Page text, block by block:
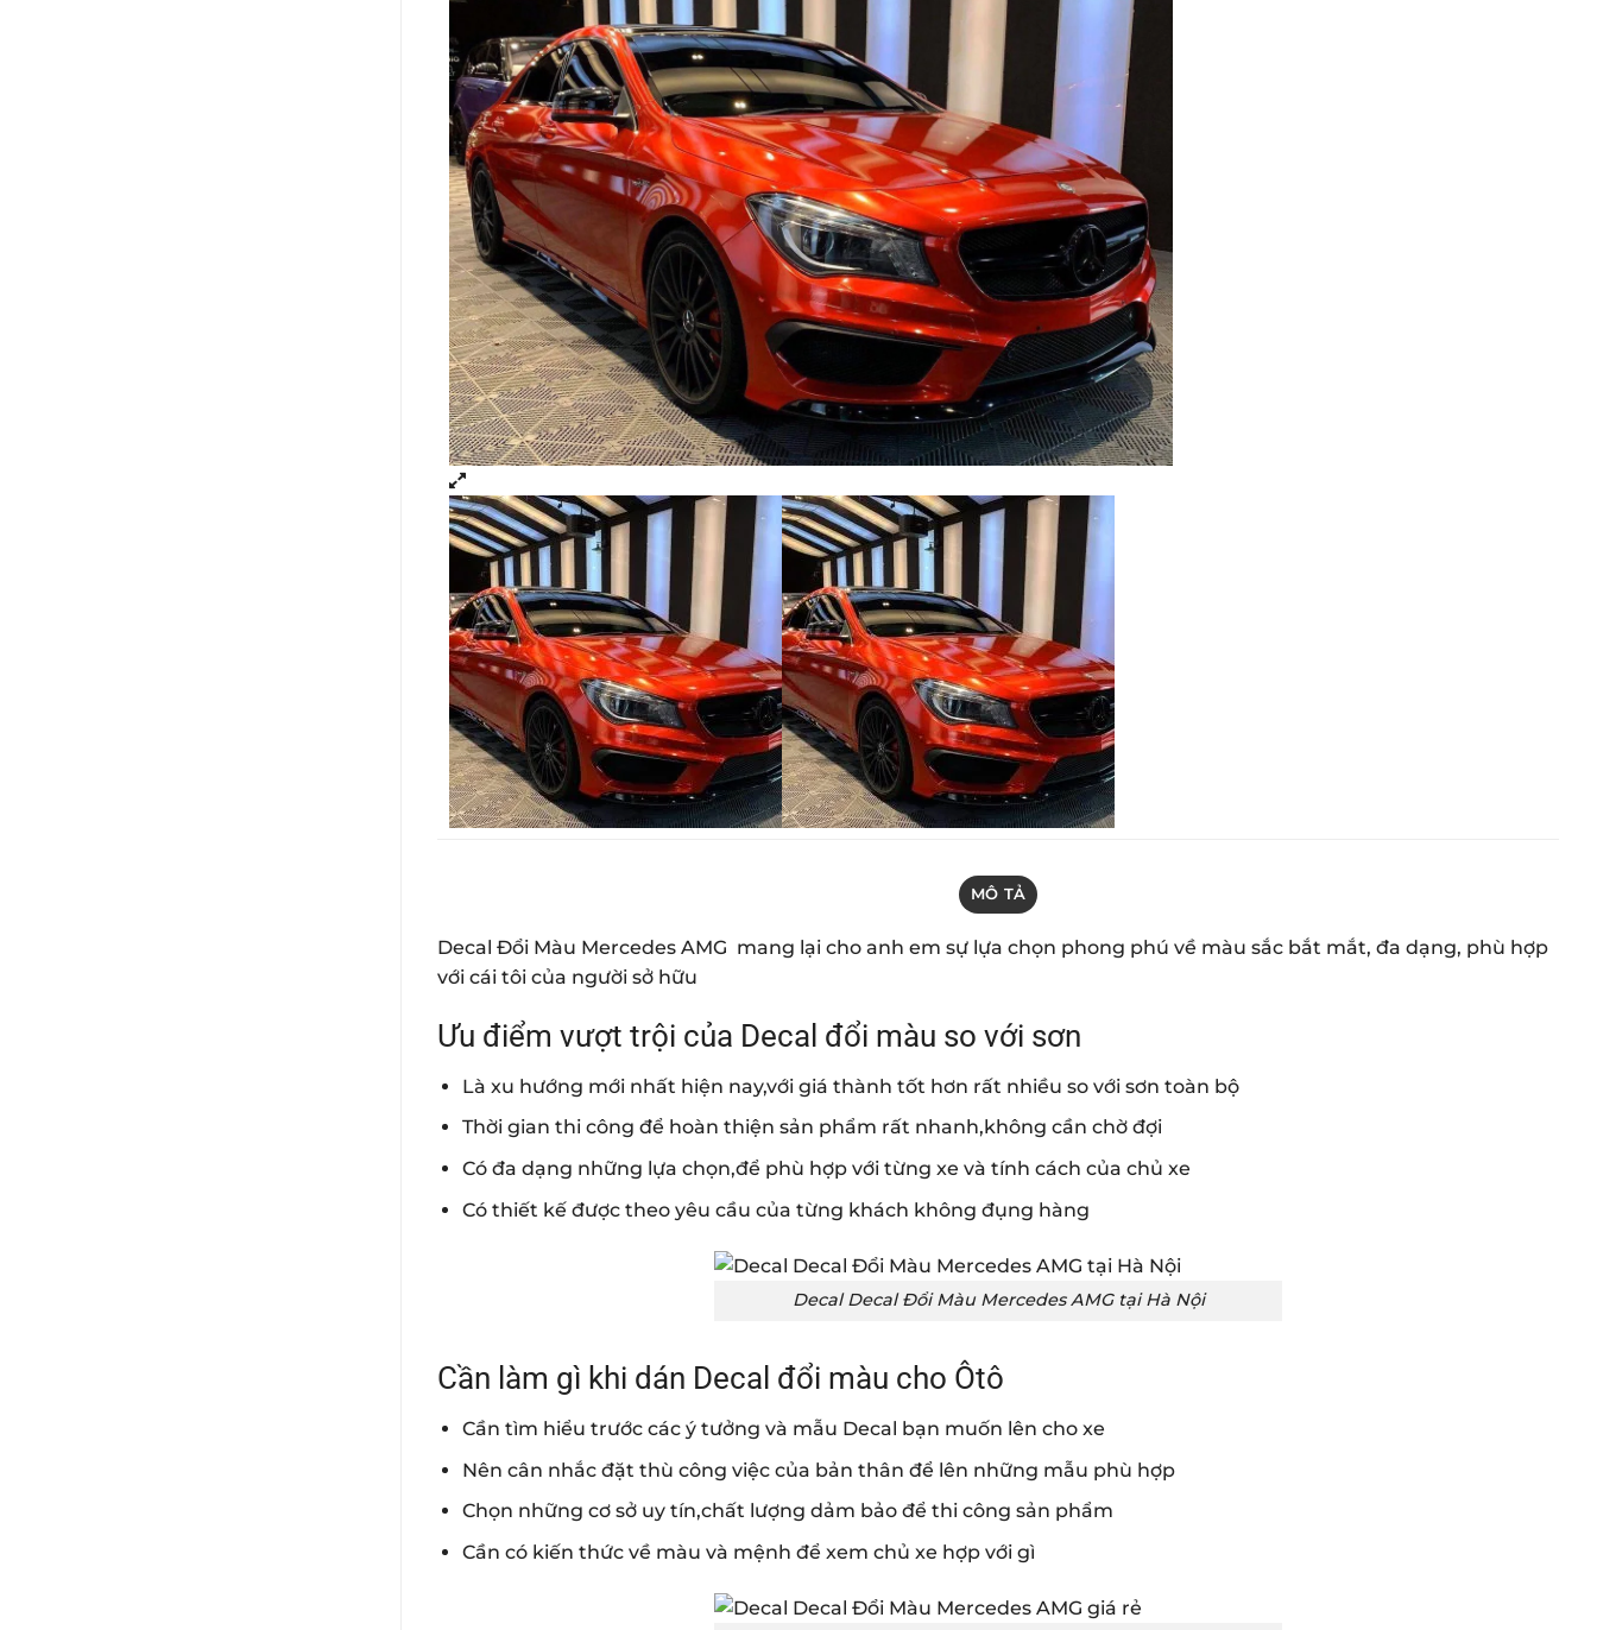
MÔ TẢ
Decal Đổi Màu Mercedes AMG mang lại cho anh em sự lựa chọn phong phú về màu sắc bắt mắt, đa dạng, phù hợp
với cái tôi của người sở hữu
Ưu điểm vượt trội của Decal đổi màu so với sơn
Là xu hướng mới nhất hiện nay,với giá thành tốt hơn rất nhiều so với sơn toàn bộ
Thời gian thi công để hoàn thiện sản phẩm rất nhanh,không cần chờ đợi
Có đa dạng những lựa chọn,để phù hợp với từng xe và tính cách của chủ xe
Có thiết kế được theo yêu cầu của từng khách không đụng hàng
Decal Decal Đổi Màu Mercedes AMG tại Hà Nội
Cần làm gì khi dán Decal đổi màu cho Ôtô
Cần tìm hiểu trước các ý tưởng và mẫu Decal bạn muốn lên cho xe
Nên cân nhắc đặt thù công việc của bản thân để lên những mẫu phù hợp
Chọn những cơ sở uy tín,chất lượng dảm bảo để thi công sản phẩm
Cần có kiến thức về màu và mệnh để xem chủ xe hợp với gì